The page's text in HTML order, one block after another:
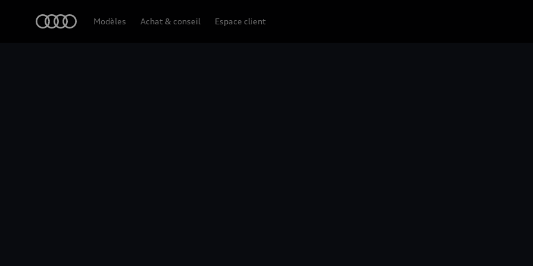
Modèles Achat & conseil Espace client
Points forts